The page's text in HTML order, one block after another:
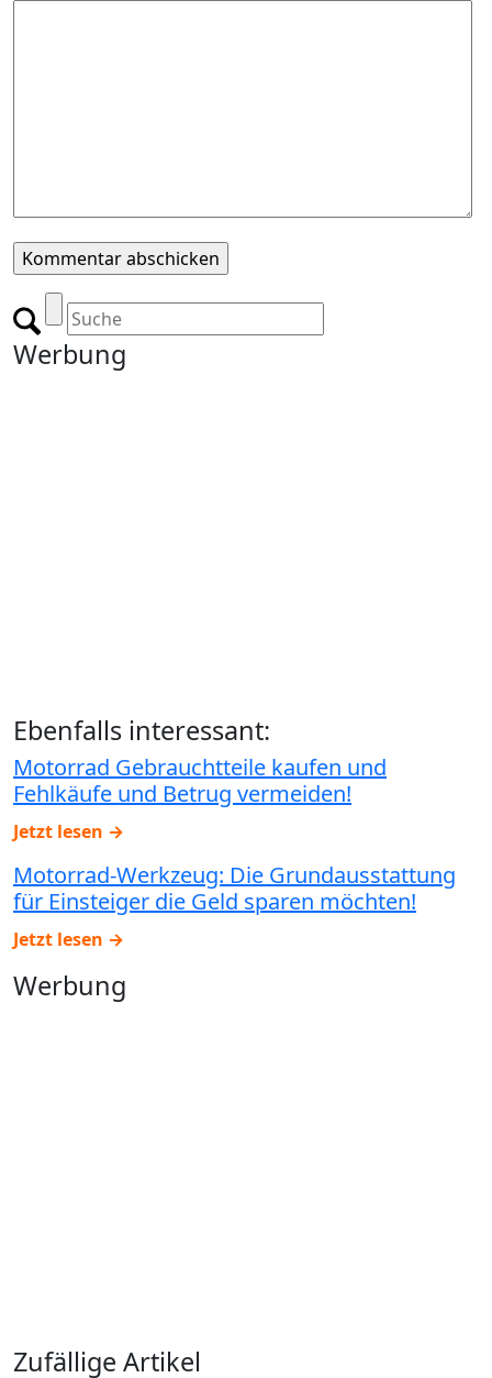
Werbung
Ebenfalls interessant:
Motorrad Gebrauchtteile kaufen und
Fehlkäufe und Betrug vermeiden!
Jetzt lesen →
Motorrad-Werkzeug: Die Grundausstattung
für Einsteiger die Geld sparen möchten!
Jetzt lesen →
Werbung
Zufällige Artikel